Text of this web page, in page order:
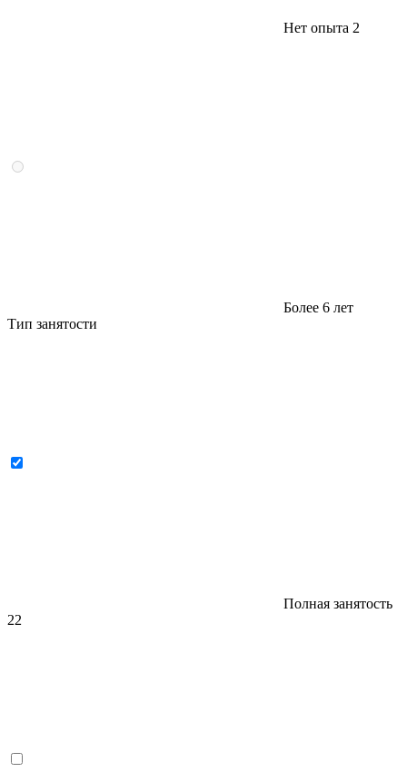
Нет опыта 2
Более 6 лет
Тип занятости
Полная занятость
22